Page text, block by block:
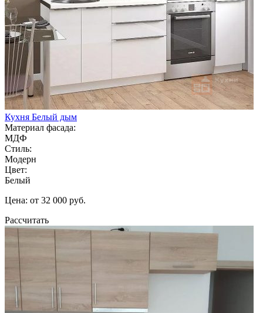
Кухня Белый дым
Материал фасада:
МДФ
Стиль:
Модерн
Цвет:
Белый
Цена: от 32 000 руб.
Рассчитать